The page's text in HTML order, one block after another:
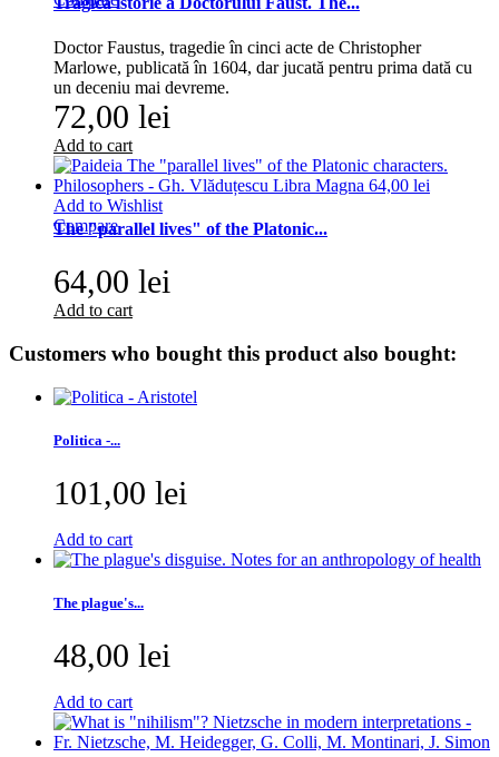
Doctor Faustus, tragedie în cinci acte de Christopher
Marlowe, publicată în 1604, dar jucată pentru prima dată cu
un deceniu mai devreme.
72,00 lei
Add to cart
Add to Wishlist
Compare
The "parallel lives" of the Platonic...
64,00 lei
Add to cart
Customers who bought this product also bought:
Politica -...
101,00 lei
Add to cart
The plague's...
48,00 lei
Add to cart